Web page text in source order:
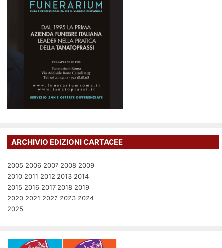
ARCHIVIO EDIZIONI CARTACEE
2005 2006 2007 2008 2009
2010 2011 2012 2013 2014
2015 2016 2017 2018 2019
2020 2021 2022 2023 2024
2025